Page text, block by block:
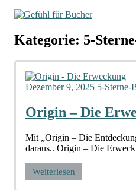
Kategorie: 5-
Dezember 9, 2025 5-Sterne-
Origin – Die
Mit „Origin – Die
daraus.. Origin – Die
Weiterlesen